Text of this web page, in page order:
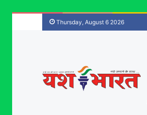
Thursday, August 6 2026